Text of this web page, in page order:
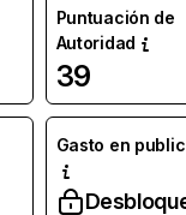
Puntuación de
Autoridad
39
Gasto en